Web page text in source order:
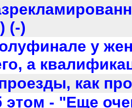
(-)
у
а
как
этом - "Еще